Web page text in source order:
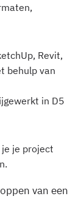
Revit,
behulp van
in D5
je project
van een